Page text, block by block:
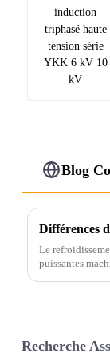
Blog
Différences
Le
puissantes
Recherche